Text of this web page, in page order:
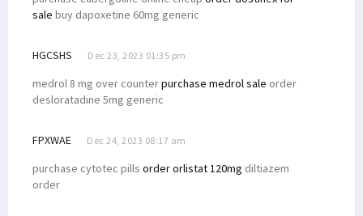
sale buy dapoxetine 60mg generic
HGCSHS Dec 23, 2023 01:35 pm
medrol 8 mg over counterpurchase medrol sale order
desloratadine 5mg generic
FPXWAE Dec 24, 2023 08:17 am
purchase cytotec pills order orlistat 120mg diltiazem
order